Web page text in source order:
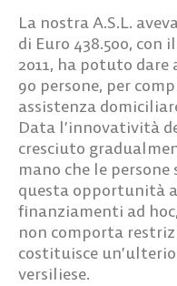
La nostra A.S.L.
di Euro 438.500, con
2011, ha potuto
90 persone, per
assistenza
Data l’innovatività
cresciuto
mano che le persone
questa opportunità
finanziamenti ad
non comporta
costituisce
versiliese.